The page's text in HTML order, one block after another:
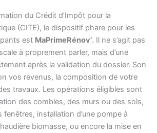
du Crédit d’Impôt pour la
(CITE), le dispositif phare pour les
est MaPrimeRénov’. Il ne s’agit pas
à proprement parler, mais d’une
après la validation du dossier. Son
vos revenus, la composition de votre
travaux. Les opérations éligibles sont
des combles, des murs ou des sols,
fenêtres, installation d’une pompe à
biomasse, ou encore la mise en